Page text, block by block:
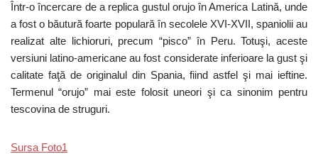
Într-o încercare de a replica gustul orujo în America Latină, unde
a fost o băutură foarte populară în secolele XVI-XVII, spaniolii au
realizat alte lichioruri, precum “pisco” în Peru. Totuşi, aceste
versiuni latino-americane au fost considerate inferioare la gust şi
calitate faţă de originalul din Spania, fiind astfel şi mai ieftine.
Termenul “orujo” mai este folosit uneori şi ca sinonim pentru
tescovina de struguri.
Sursa Foto1